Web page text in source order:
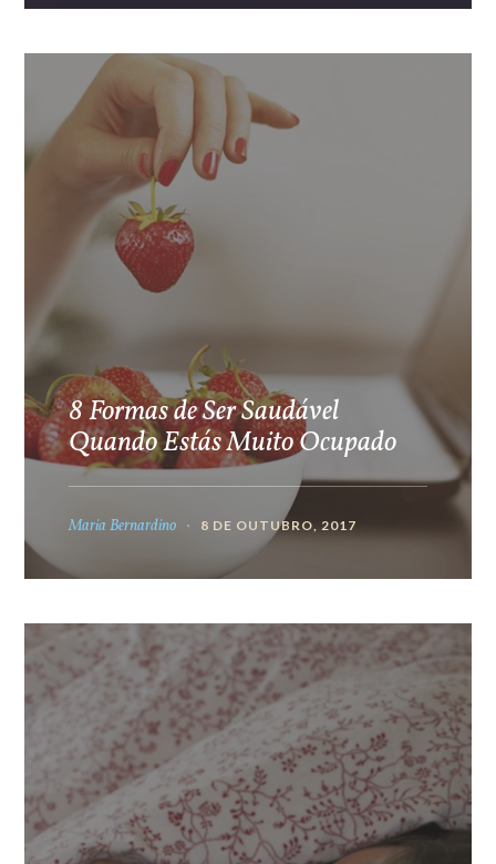
8 Formas de Ser Saudável
Quando Estás Muito Ocupado
Maria Bernardino 8 DE OUTUBRO, 2017